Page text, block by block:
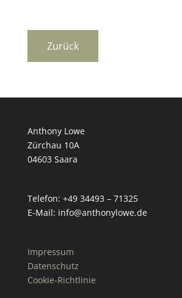
Anthony Lowe
Zürchau 10A
04603 Saara
Telefon: +49 34493 – 71325
E-Mail: info@anthonylowe.de
Impressum
Datenschutz
Cookie-Richtlinie